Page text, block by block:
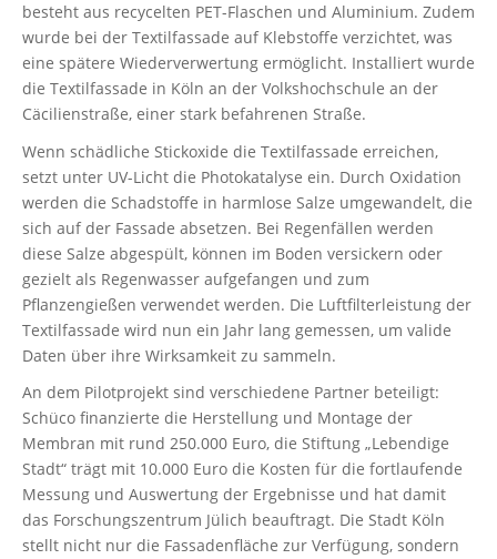
besteht aus recycelten PET-Flaschen und Aluminium. Zudem
wurde bei der Textilfassade auf Klebstoffe verzichtet, was
eine spätere Wiederverwertung ermöglicht. Installiert wurde
die Textilfassade in Köln an der Volkshochschule an der
Cäcilienstraße, einer stark befahrenen Straße.
Wenn schädliche Stickoxide die Textilfassade erreichen,
setzt unter UV-Licht die Photokatalyse ein. Durch Oxidation
werden die Schadstoffe in harmlose Salze umgewandelt, die
sich auf der Fassade absetzen. Bei Regenfällen werden
diese Salze abgespült, können im Boden versickern oder
gezielt als Regenwasser aufgefangen und zum
Pflanzengießen verwendet werden. Die Luftfilterleistung der
Textilfassade wird nun ein Jahr lang gemessen, um valide
Daten über ihre Wirksamkeit zu sammeln.
An dem Pilotprojekt sind verschiedene Partner beteiligt:
Schüco finanzierte die Herstellung und Montage der
Membran mit rund 250.000 Euro, die Stiftung „Lebendige
Stadt“ trägt mit 10.000 Euro die Kosten für die fortlaufende
Messung und Auswertung der Ergebnisse und hat damit
das Forschungszentrum Jülich beauftragt. Die Stadt Köln
stellt nicht nur die Fassadenfläche zur Verfügung, sondern